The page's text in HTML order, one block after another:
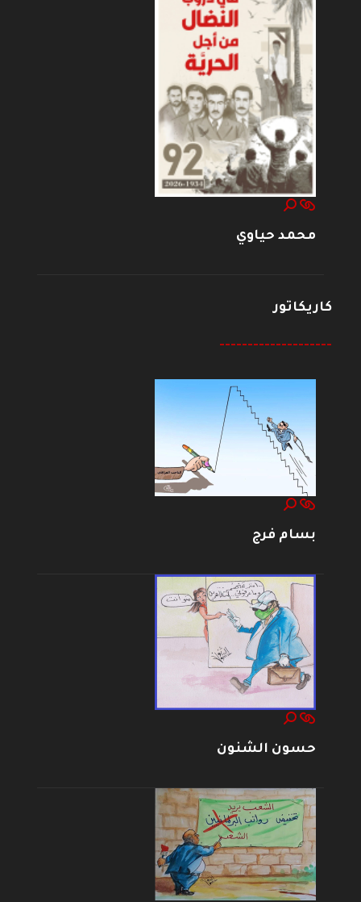
محمد حياوي
كاريكاتور
--------------------
بسام فرج
حسون الشنون